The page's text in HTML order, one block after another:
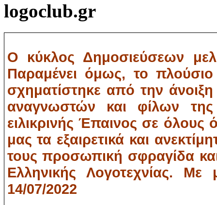
logoclub.gr
Ο κύκλος Δημοσιεύσεων
Παραμένει όμως, το
σχηματίστηκε από την
αναγνωστών και φίλων της
ειλικρινής Έπαινος σε όλους
μας τα εξαιρετικά και
τους προσωπική σφραγίδα και
Ελληνικής Λογοτεχνίας.
14/07/2022